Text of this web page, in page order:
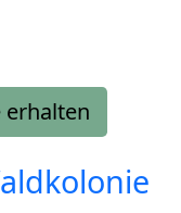
erhalten